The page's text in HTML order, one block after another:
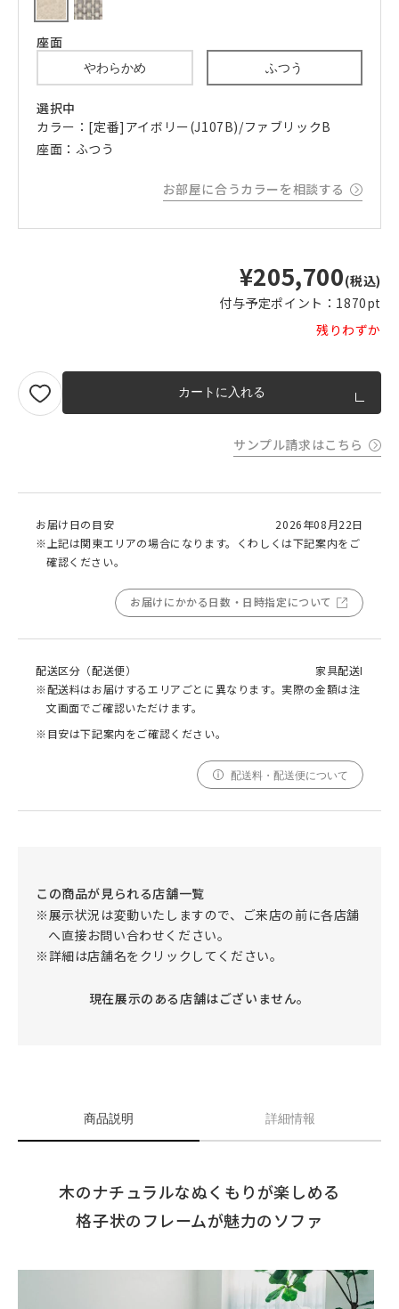
商品説明 詳細情報
木のナチュラルなぬくもりが楽しめる
格子状のフレームが魅力のソファ
座面
やわらかめ ふつう
選択中
カラー：[定番]アイボリー(J107B)/ファブリックB
座面：ふつう
お部屋に合うカラーを相談する
¥205,700(税込)
付与予定ポイント： 1870pt
残りわずか
カートに入れる
サンプル請求はこちら
お届け日の目安
2026年08月22日
※上記は関東エリアの場合になります。くわしくは下記案内をご
確認ください。
お届けにかかる日数・日時指定について
配送区分（配送便）
家具配送I
※配送料はお届けするエリアごとに異なります。実際の金額は注
文画面でご確認いただけます。
※目安は下記案内をご確認ください。
配送料・配送便について
この商品が見られる店舗一覧
※展示状況は変動いたしますので、ご来店の前に各店舗
へ直接お問い合わせください。
※詳細は店舗名をクリックしてください。
現在展示のある店舗はございません。